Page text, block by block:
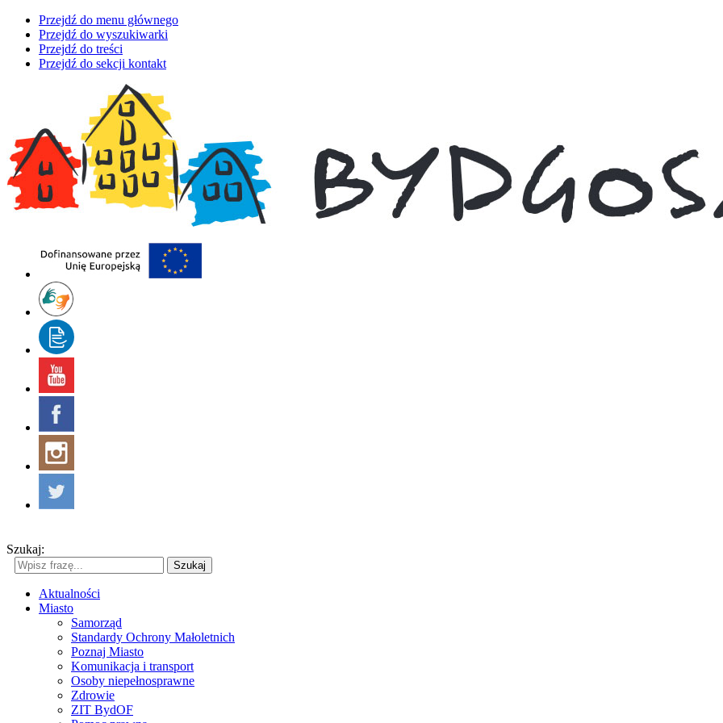
Przejdź do menu głównego
Przejdź do wyszukiwarki
Przejdź do treści
Przejdź do sekcji kontakt
Szukaj:
Szukaj
Aktualności
Miasto
Samorząd
Standardy Ochrony Małoletnich
Poznaj Miasto
Komunikacja i transport
Osoby niepełnosprawne
Zdrowie
ZIT BydOF